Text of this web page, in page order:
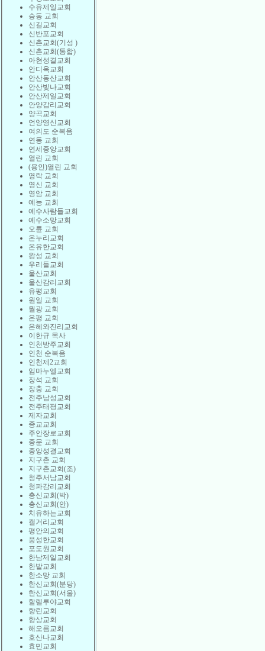
수유제일교회
승동 교회
신길교회
신반포교회
신촌교회(기성 )
신촌교회(통합)
아현성결교회
안디옥교회
안산동산교회
안산빛나교회
안산제일교회
안양감리교회
양곡교회
언양영신교회
여의도 순복음
연동 교회
연세중앙교회
열린 교회
(용인)열린 교회
영락 교회
영신 교회
영암 교회
예능 교회
예수사람들교회
예수소망교회
오륜 교회
온누리교회
온유한교회
왕성 교회
우리들교회
울산교회
울산감리교회
유평교회
원일 교회
월광 교회
은평 교회
은혜와진리교회
이한규 목사
인천방주교회
인천 순복음
인천제2교회
임마누엘교회
장석 교회
장충 교회
전주남성교회
전주태평교회
제자교회
종교교회
주안장로교회
중문 교회
중앙성결교회
지구촌 교회
지구촌교회(조)
청주서남교회
청파감리교회
충신교회(박)
충신교회(안)
치유하는교회
캘거리교회
평안의교회
풍성한교회
포도원교회
한남제일교회
한밭교회
한소망 교회
한신교회(분당)
한신교회(서울)
할렐루야교회
향린교회
향상교회
해오름교회
호산나교회
효민교회